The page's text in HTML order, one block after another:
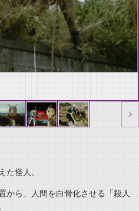
た怪人。
から、人間を白骨化させる「殺人